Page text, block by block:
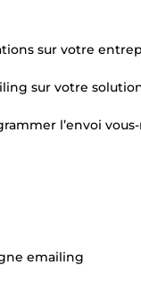
sur votre
sur votre
l’envoi
emailing